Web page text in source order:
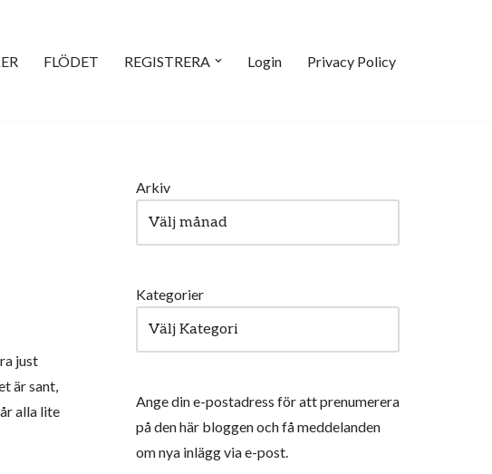
FLÖDET REGISTRERA Login Privacy Policy
just
är sant,
alla lite
Arkiv
Kategorier
Ange din e-postadress för att prenumerera
på den här bloggen och få meddelanden
om nya inlägg via e-post.